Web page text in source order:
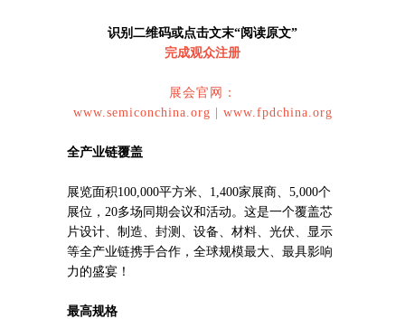
识别二维码或点击文末“阅读原文”
完成观众注册
展会官网：
www.semiconchina.org | www.fpdchina.org
全产业链覆盖
展览面积100,000平方米、1,400家展商、5,000个
展位，20多场同期会议和活动。这是一个覆盖芯
片设计、制造、封测、设备、材料、光伏、显示
等全产业链携手合作，全球规模最大、最具影响
力的盛宴！
最高规格